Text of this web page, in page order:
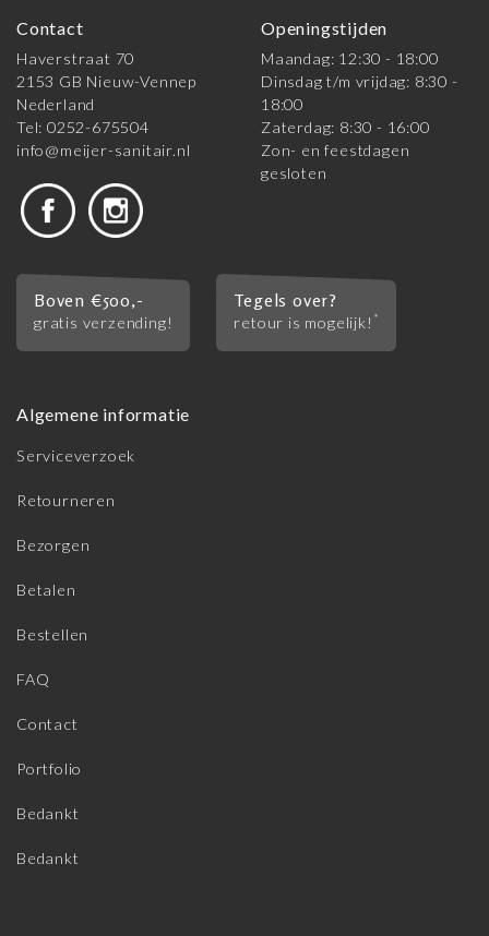
Contact
Haverstraat 70
2153 GB Nieuw-Vennep
Nederland
Tel: 0252-675504
info@meijer-sanitair.nl
Openingstijden
Maandag: 12:30 - 18:00
Dinsdag t/m vrijdag: 8:30 -
18:00
Zaterdag: 8:30 - 16:00
Zon- en feestdagen
gesloten
Boven €500,-
gratis verzending!
Tegels over?
retour is mogelijk! *
Algemene informatie
Serviceverzoek
Retourneren
Bezorgen
Betalen
Bestellen
FAQ
Contact
Portfolio
Bedankt
Bedankt